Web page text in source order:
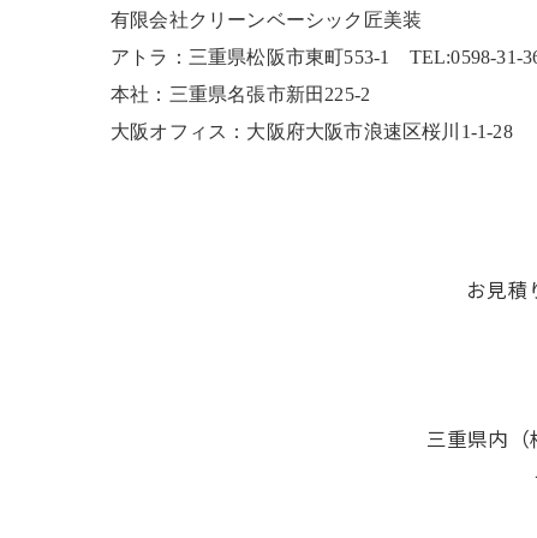
有限会社クリーンベーシック匠美装
アトラ：三重県松阪市東町553-1 TEL:0598-31-
本社：三重県名張市新田225-2
大阪オフィス：大阪府大阪市浪速区桜川1-1-28
お見積
三重県内（